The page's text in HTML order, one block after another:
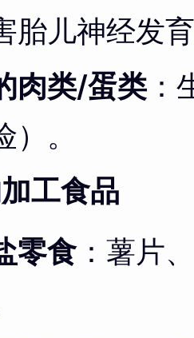
胎儿神经发
肉类/蛋类
）。
工食品
零食：薯片